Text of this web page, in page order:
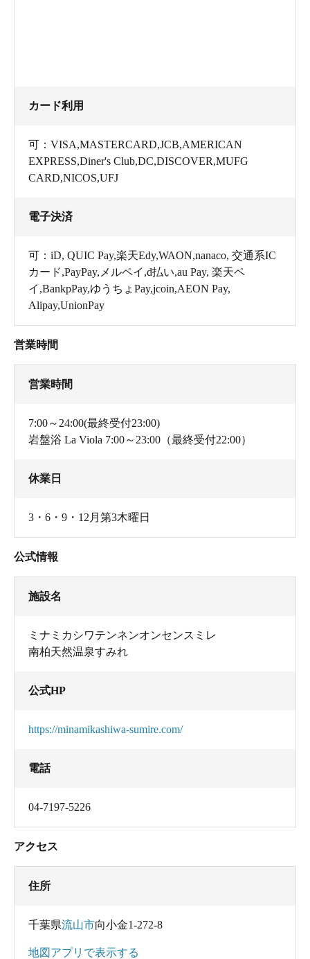
カード利用
可：VISA,MASTERCARD,JCB,AMERICAN
EXPRESS,Diner's Club,DC,DISCOVER,MUFG
CARD,NICOS,UFJ
電子決済
可：iD, QUIC Pay,楽天Edy,WAON,nanaco, 交通系IC
カード,PayPay,メルペイ,d払い,au Pay, 楽天ペ
イ,BankpPay,ゆうちょPay,jcoin,AEON Pay,
Alipay,UnionPay
営業時間
営業時間
7:00～24:00(最終受付23:00)
岩盤浴 La Viola 7:00～23:00（最終受付22:00）
休業日
3・6・9・12月第3木曜日
公式情報
施設名
ミナミカシワテンネンオンセンスミレ
南柏天然温泉すみれ
公式HP
https://minamikashiwa-sumire.com/
電話
04-7197-5226
アクセス
住所
千葉県流山市向小金1-272-8
地図アプリで表示する